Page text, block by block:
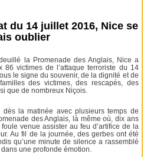
du 14 juillet 2016, Nice se
oublier
la Promenade des Anglais, Nice a
victimes de l’attaque terroriste du 14
le signe du souvenir, de la dignité et de
des victimes, des rescapés, des
que de nombreux Niçois.
dès la matinée avec plusieurs temps de
des Anglais, là même où, dix ans
venue assister au feu d’artifice de la
Au fil de la journée, des gerbes ont été
qu’une minute de silence a rassemblé
une profonde émotion.